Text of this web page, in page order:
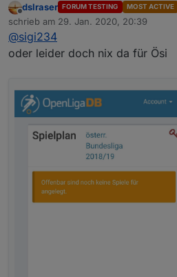
wenn du die daten hast
Welche brauchst du als was?
Offline
dslraser FORUM TESTING MOST ACTIVE
schrieb am 29. Jan. 2020, 20:39
zuletzt editiert von
@sigi234
oder leider doch nix da für Ösi